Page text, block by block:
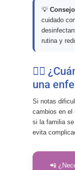
💡
cuidado
rutina y
👩‍⚕️
una
Si notas
cambios en el
si la familia se
evita
📲